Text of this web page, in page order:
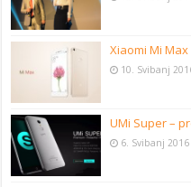
Xiaomi Mi
10. Svibanj
UMi Super –
6. Svibanj 2016